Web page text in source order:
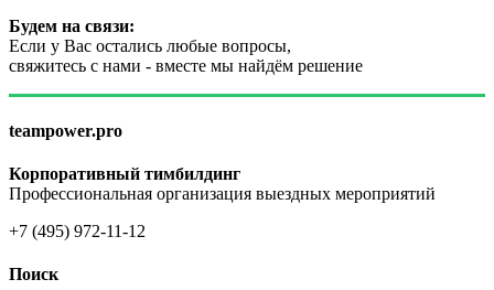
Будем на связи:
Если у Вас остались любые вопросы,
свяжитесь с нами - вместе мы найдём решение
teampower.pro
Корпоративный тимбилдинг
Профессиональная организация выездных мероприятий
+7 (495) 972-11-12
Поиск